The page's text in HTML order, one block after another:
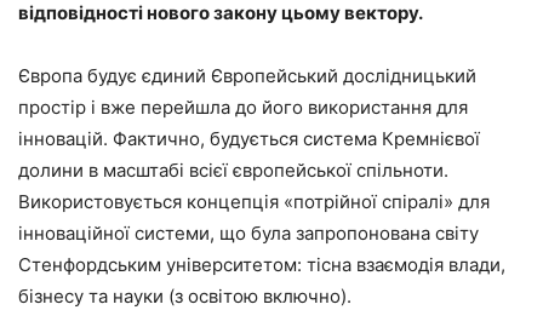
відповідності нового закону цьому вектору.
Європа будує єдиний Європейський дослідницький
простір і вже перейшла до його використання для
інновацій. Фактично, будується система Кремнієвої
долини в масштабі всієї європейської спільноти.
Використовується концепція «потрійної спіралі» для
інноваційної системи, що була запропонована світу
Стенфордським університетом: тісна взаємодія влади,
бізнесу та науки (з освітою включно).